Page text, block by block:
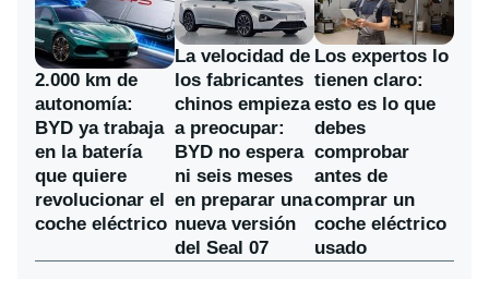
2.000 km de
autonomía:
BYD ya trabaja
en la batería
que quiere
revolucionar el
coche eléctrico
La velocidad de
los fabricantes
chinos empieza
a preocupar:
BYD no espera
ni seis meses
en preparar una
nueva versión
del Seal 07
Los expertos lo
tienen claro:
esto es lo que
debes
comprobar
antes de
comprar un
coche eléctrico
usado